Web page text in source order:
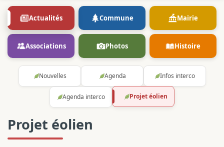
Actualités Commune Mairie
Associations Photos Histoire
Nouvelles Agenda Infos interco
Agenda interco Projet éolien
Projet éolien